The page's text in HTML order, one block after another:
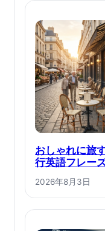
おしゃれに旅
行英語フレー
2026年8月3日